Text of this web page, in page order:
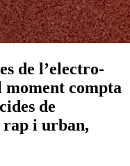
de l’electro-
compta
de
rap i urban,